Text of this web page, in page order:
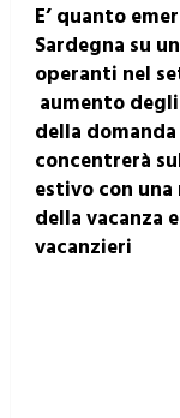
E’ quanto
Sardegna su
operanti nel
aumento
della
concentrerà
estivo con
della vacanza
vacanzieri